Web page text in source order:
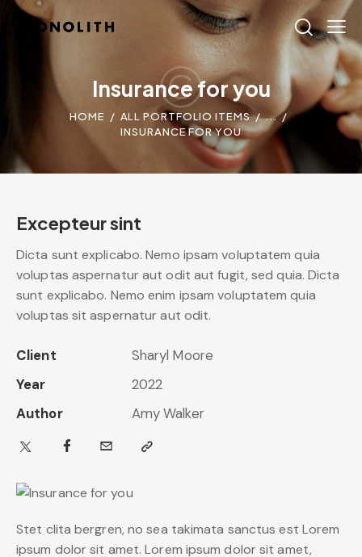
Insurance for you
HOME ALL PORTFOLIO ITEMS
...
INSURANCE FOR YOU
Excepteur sint
Dicta sunt explicabo. Nemo ipsam voluptatem quia
voluptas aspernatur aut odit aut fugit, sed quia. Dicta
sunt explicabo. Nemo enim ipsam voluptatem quia
voluptas sit aspernatur aut odit.
Client
Sharyl Moore
Year
2022
Author
Amy Walker
Stet clita bergren, no sea takimata sanctus est Lorem
ipsum dolor sit amet. Lorem ipsum dolor sit amet,